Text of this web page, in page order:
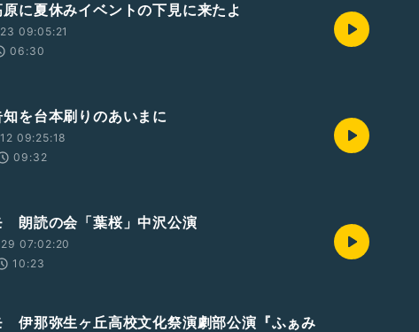
に夏休みイベントの下見に来たよ
09:05:21
06:30
を台本刷りのあいまに
09:25:18
09:32
朗読の会「葉桜」中沢公演
07:02:20
10:23
伊那弥生ヶ丘高校文化祭演劇部公演『ふぁみ